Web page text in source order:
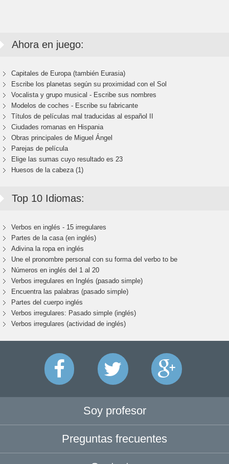
Ahora en juego:
Capitales de Europa (también Eurasia)
Escribe los planetas según su proximidad con el Sol
Vocalista y grupo musical - Escribe sus nombres
Modelos de coches - Escribe su fabricante
Títulos de películas mal traducidas al español II
Ciudades romanas en Hispania
Obras principales de Miguel Ángel
Parejas de película
Elige las sumas cuyo resultado es 23
Huesos de la cabeza (1)
Top 10 Idiomas:
Verbos en inglés - 15 irregulares
Partes de la casa (en inglés)
Adivina la ropa en inglés
Une el pronombre personal con su forma del verbo to be
Números en inglés del 1 al 20
Verbos irregulares en Inglés (pasado simple)
Encuentra las palabras (pasado simple)
Partes del cuerpo inglés
Verbos irregulares: Pasado simple (inglés)
Verbos irregulares (actividad de inglés)
Soy profesor
Preguntas frecuentes